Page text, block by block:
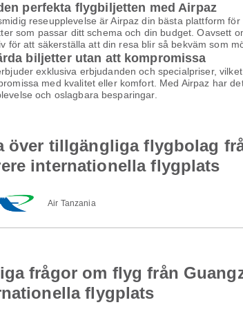
perfekta flygbiljetten med Airpaz
reseupplevelse är Airpaz din bästa plattform
som passar ditt schema och din budget. Oavsett
för att säkerställa att din resa blir så bekväm som
biljetter utan att kompromissa
exklusiva erbjudanden och specialpriser,
med kvalitet eller komfort. Med Airpaz har
och oslagbara besparingar.
över tillgängliga flygbolag
internationella flygplats
Air Tanzania
frågor om flyg från
flygplats